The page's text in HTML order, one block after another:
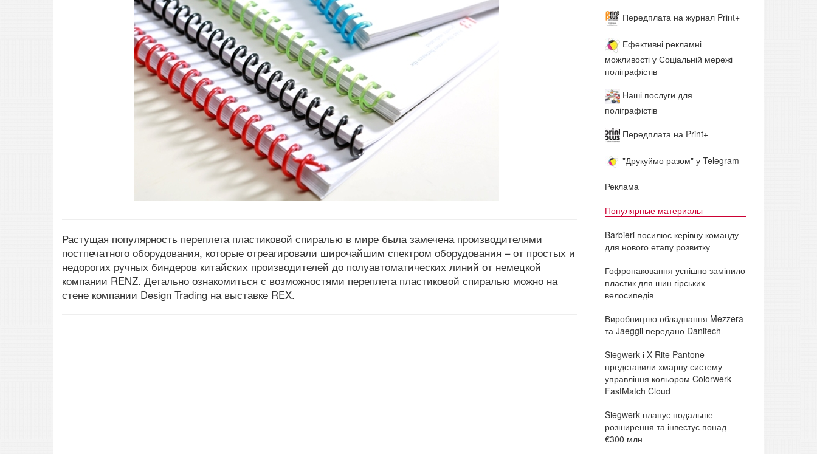
Растущая популярность переплета пластиковой спиралью в мире была замечена производителями
постпечатного оборудования, которые отреагировали широчайшим спектром оборудования – от простых и
недорогих ручных биндеров китайских производителей до полуавтоматических линий от немецкой
компании RENZ. Детально ознакомиться с возможностями переплета пластиковой спиралью можно на
стене компании Design Trading на выставке REX.
Передплата на журнал Print+
Ефективні рекламні
можливості у Соціальній мережі
поліграфістів
Наші послуги для
поліграфістів
Передплата на Print+
"Друкуймо разом" у Telegram
Реклама
Популярные материалы
Barbieri посилює керівну команду
для нового етапу розвитку
Гофропаковання успішно замінило
пластик для шин гірських
велосипедів
Виробництво обладнання Mezzera
та Jaeggli передано Danitech
Siegwerk і X-Rite Pantone
представили хмарну систему
управління кольором Colorwerk
FastMatch Cloud
Siegwerk планує подальше
розширення та інвестує понад
€300 млн